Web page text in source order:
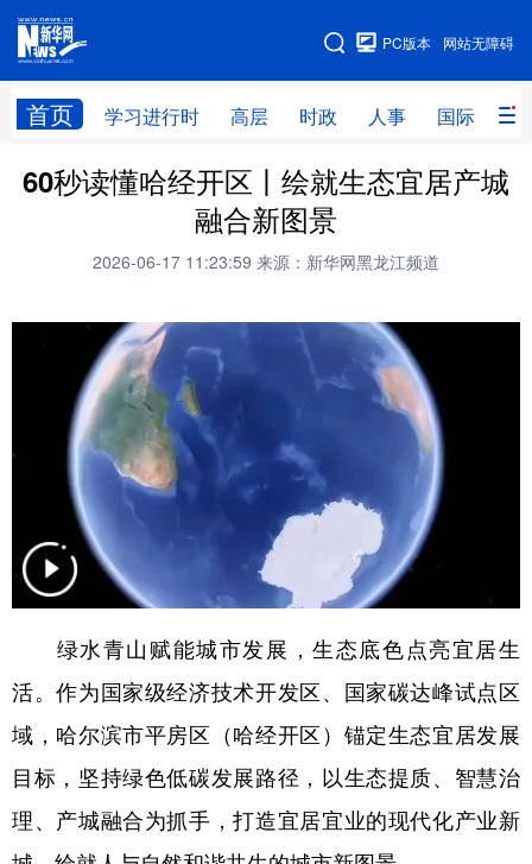
网站无障碍
PC版本
首页 学习进行时 高层 时政 人事 国际 财
网站地图
学习进行时 高层 时政 人事
财经 网评
全球连线
科技 科普 体育 文化
健康 军事 访谈
图片 中央文件 汽车
食品 信息化 乡村振兴
溯源中国 旅游
会展
亚太网 上市公司 投教基地
地方频道
北京 天津 河北 山西
60秒读懂哈经开区丨绘就生态宜居产城
融合新图景
2026-06-17 11:23:59 来源：新华网黑龙江频道
绿水青山赋能城市发展，生态底色点亮宜居生
活。作为国家级经济技术开发区、国家碳达峰试点区
域，哈尔滨市平房区（哈经开区）锚定生态宜居发展
目标，坚持绿色低碳发展路径，以生态提质、智慧治
理、产城融合为抓手，打造宜居宜业的现代化产业新